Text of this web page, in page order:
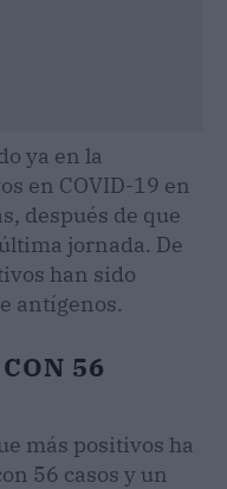
ya en la
en COVID-19 en
después de que
jornada. De
han sido
antígenos.
56
más positivos ha
56 casos y un